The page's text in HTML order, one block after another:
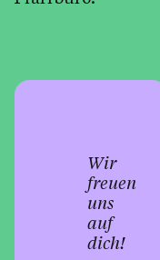
Personen
Wir
freuen
uns
auf
dich!